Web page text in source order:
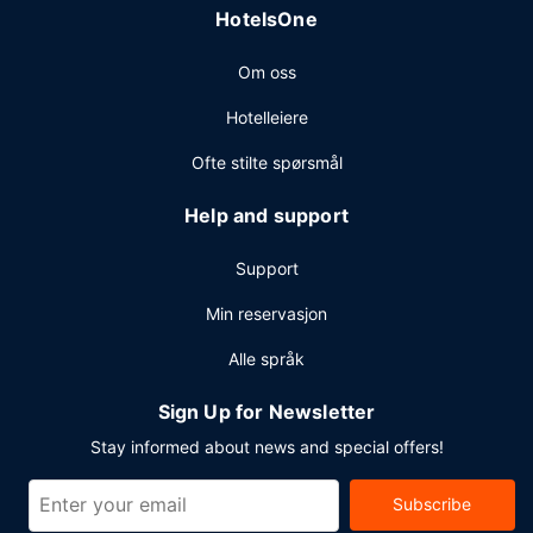
(inkludert), et forretningssenter og
Som en av dette hotellet sine gjester tilbys du møte- og
konferansesenter og 48 møterom. Kostnadsfri transport
inkluderer buss til og fra flyplassen på fastsatte
tidspunkter og transport til fergeterminalen.
HotelsOne
Om oss
Hotelleiere
Ofte stilte spørsmål
Help and support
Support
Min reservasjon
Alle språk
Sign Up for Newsletter
Stay informed about news and special offers!
Subscribe